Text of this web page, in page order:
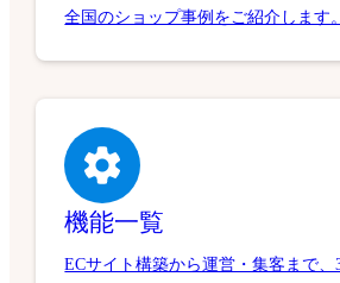
全国のショップ事例をご紹介します。
機能一覧
ECサイト構築から運営・集客まで、